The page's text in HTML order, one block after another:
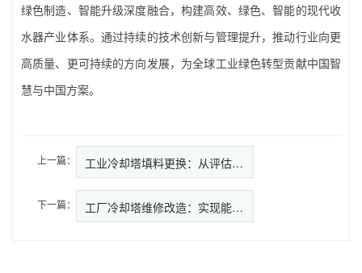
绿色制造、智能升级深度融合，构建高效、绿色、智能的现代收
水器产业体系。通过持续的技术创新与管理提升，推动行业向更
高质量、更可持续的方向发展，为全球工业绿色转型贡献中国智
慧与中国方案。
上一篇： 工业冷却塔填料更换：从评估到实施…
下一篇： 工厂冷却塔维修改造：实现能效跃升